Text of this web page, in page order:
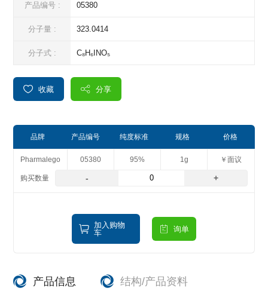
产品编号 : 05380
分子量 : 323.0414
分子式 : C₈H₆INO₅
收藏 分享
品牌 产品编号 纯度标准 规格 价格
Pharmalego 05380 95% 1g ￥面议
- +
加入购物
车
询单
产品信息 结构/产品资料